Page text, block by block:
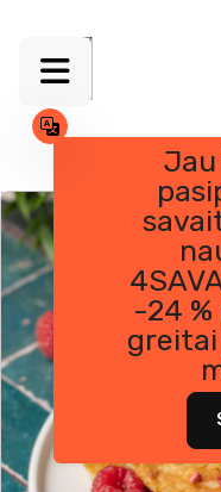
Skip
to
content
-24
greitai